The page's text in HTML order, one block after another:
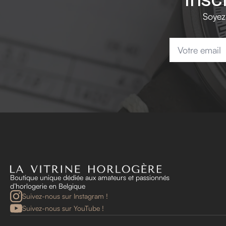
Email
Boutique unique dédiée aux amateurs et passionnés
d’horlogerie en Belgique
Suivez-nous sur Instagram !
Suivez-nous sur YouTube !